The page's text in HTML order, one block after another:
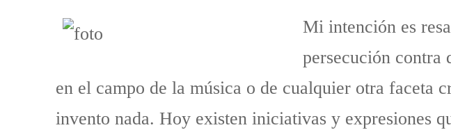
Mi intención es
persecución contra
en el campo de la música o de cualquier otra faceta
invento nada. Hoy existen iniciativas y expresiones